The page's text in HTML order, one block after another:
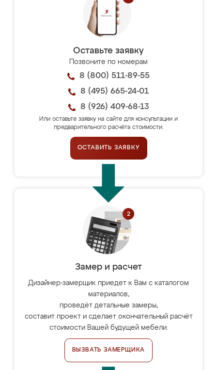
Оставьте заявку
Позвоните по номерам
8 (800) 511-89-55
8 (495) 665-24-01
8 (926) 409-68-13
Или оставьте заявку на сайте для консультации и
предварительного расчёта стоимости.
ОСТАВИТЬ ЗАЯВКУ
Замер и расчет
Дизайнер-замерщик приедет к Вам с каталогом
материалов,
проведёт детальные замеры,
составит проект и сделает окончательный расчёт
стоимости Вашей будущей мебели.
ВЫЗВАТЬ ЗАМЕРЩИКА